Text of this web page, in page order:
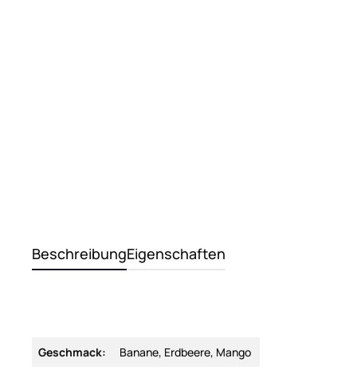
BeschreibungEigenschaften
Geschmack: Banane, Erdbeere, Mango